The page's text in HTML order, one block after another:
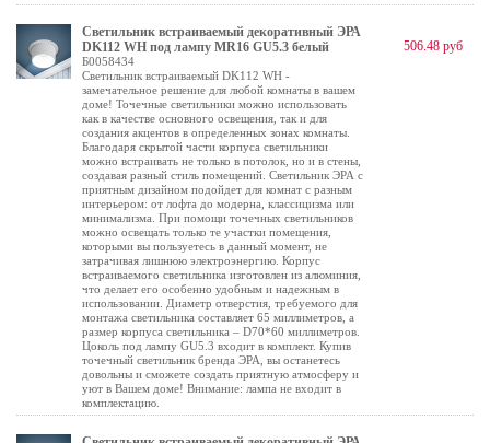
Светильник встраиваемый декоративный ЭРА
DK112 WH под лампу MR16 GU5.3 белый
Б0058434
Светильник встраиваемый DK112 WH -
замечательное решение для любой комнаты в вашем
доме! Точечные светильники можно использовать
как в качестве основного освещения, так и для
создания акцентов в определенных зонах комнаты.
Благодаря скрытой части корпуса светильники
можно встраивать не только в потолок, но и в стены,
создавая разный стиль помещений. Светильник ЭРА с
приятным дизайном подойдет для комнат с разным
интерьером: от лофта до модерна, классицизма или
минимализма. При помощи точечных светильников
можно освещать только те участки помещения,
которыми вы пользуетесь в данный момент, не
затрачивая лишнюю электроэнергию. Корпус
встраиваемого светильника изготовлен из алюминия,
что делает его особенно удобным и надежным в
использовании. Диаметр отверстия, требуемого для
монтажа светильника составляет 65 миллиметров, а
размер корпуса светильника – D70*60 миллиметров.
Цоколь под лампу GU5.3 входит в комплект. Купив
точечный светильник бренда ЭРА, вы останетесь
довольны и сможете создать приятную атмосферу и
уют в Вашем доме! Внимание: лампа не входит в
комплектацию.
506.48 руб